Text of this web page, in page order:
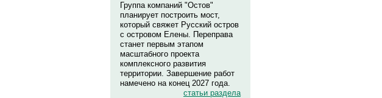
Группа компаний "Остов"
планирует построить мост,
который свяжет Русский остров
с островом Елены. Переправа
станет первым этапом
масштабного проекта
комплексного развития
территории. Завершение работ
намечено на конец 2027 года.
статьи раздела